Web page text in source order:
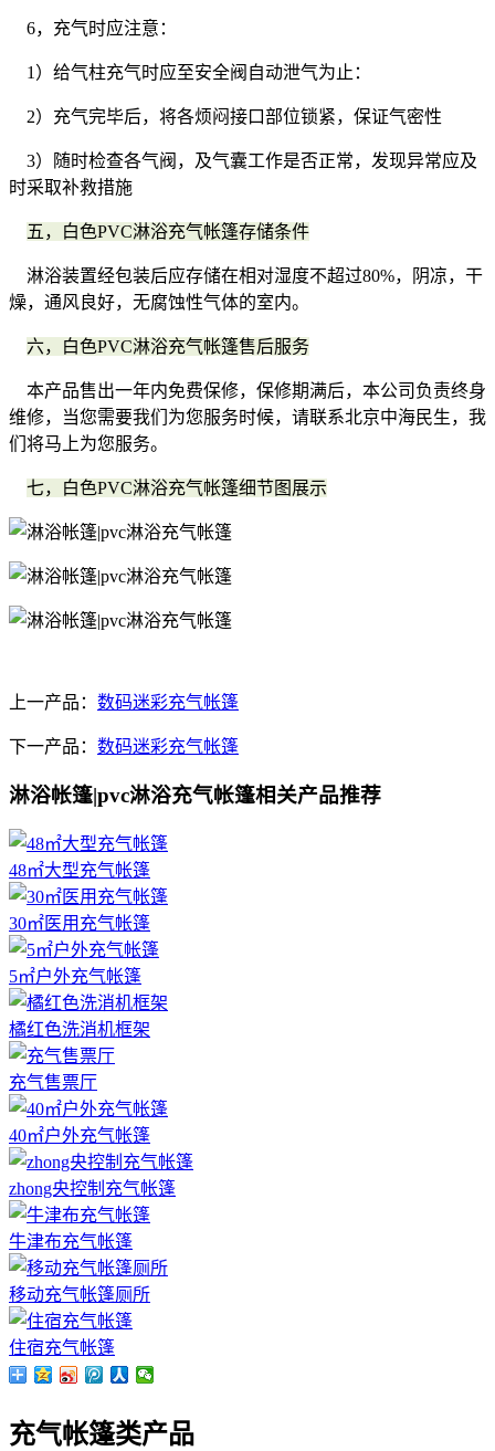
6，充气时应注意：
1）给气柱充气时应至安全阀自动泄气为止：
2）充气完毕后，将各烦闷接口部位锁紧，保证气密性
3）随时检查各气阀，及气囊工作是否正常，发现异常应及
时采取补救措施
五，白色PVC淋浴充气帐篷存储条件
淋浴装置经包装后应存储在相对湿度不超过80%，阴凉，干
燥，通风良好，无腐蚀性气体的室内。
六，白色PVC淋浴充气帐篷售后服务
本产品售出一年内免费保修，保修期满后，本公司负责终身
维修，当您需要我们为您服务时候，请联系北京中海民生，我
们将马上为您服务。
七，白色PVC淋浴充气帐篷细节图展示
上一产品： 数码迷彩充气帐篷
下一产品： 数码迷彩充气帐篷
淋浴帐篷|pvc淋浴充气帐篷相关产品推荐
48㎡大型充气帐篷
30㎡医用充气帐篷
5㎡户外充气帐篷
橘红色洗消机框架
充气售票厅
40㎡户外充气帐篷
zhong央控制充气帐篷
牛津布充气帐篷
移动充气帐篷厕所
住宿充气帐篷
充气帐篷类产品